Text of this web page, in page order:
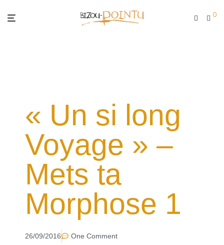
0
« Un si long
Voyage » –
Mets ta
Morphose 1
26/09/2016 One Comment